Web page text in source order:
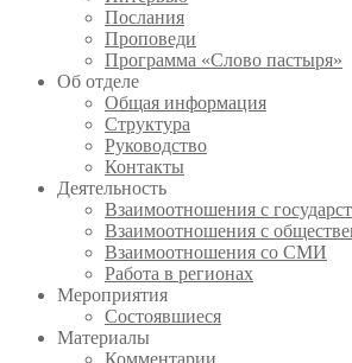
Послания
Проповеди
Программа «Слово пастыря»
Об отделе
Общая информация
Структура
Руководство
Контакты
Деятельность
Взаимоотношения с
Взаимоотношения с
Взаимоотношения со СМИ
Работа в регионах
Мероприятия
Состоявшиеся
Материалы
Комментарии